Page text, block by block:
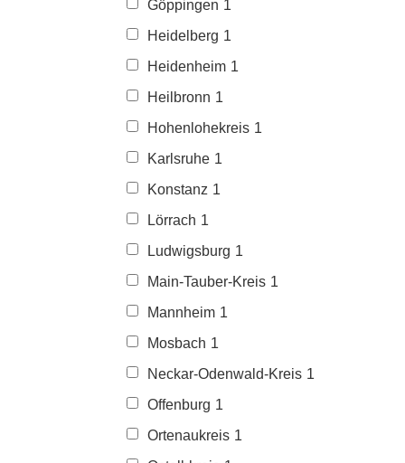
Göppingen 1
Heidelberg 1
Heidenheim 1
Heilbronn 1
Hohenlohekreis 1
Karlsruhe 1
Konstanz 1
Lörrach 1
Ludwigsburg 1
Main-Tauber-Kreis 1
Mannheim 1
Mosbach 1
Neckar-Odenwald-Kreis 1
Offenburg 1
Ortenaukreis 1